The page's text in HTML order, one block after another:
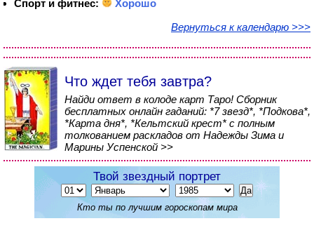
Спорт и фитнес:
Хорошо
Вернуться к календарю >>>
Что ждет тебя завтра?
Найди ответ в колоде карт Таро! Сборник
бесплатных онлайн гаданий: *7 звезд*, *Подкова*,
*Карта дня*, *Кельтский крест* с полным
толкованием раскладов от Надежды Зима и
Марины Успенской >>
Твой звездный портрет
Кто ты по лучшим гороскопам мира